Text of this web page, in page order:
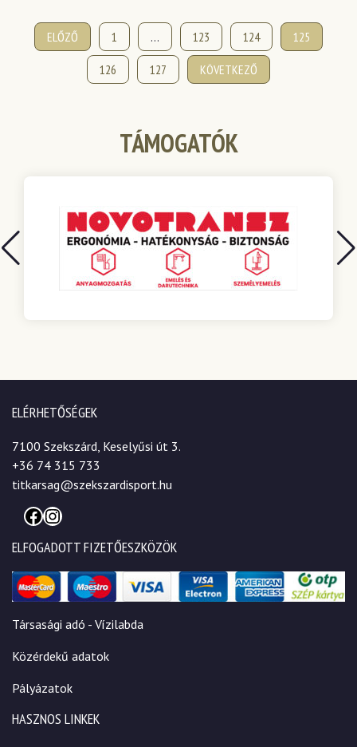
Bejegyzések
lapozása
ELŐZŐ 1 … 123 124 125
126 127 KÖVETKEZŐ
TÁMOGATÓK
ELÉRHETŐSÉGEK
7100 Szekszárd, Keselyűsi út 3.
+36 74 315 733
titkarsag@szekszardisport.hu
Facebook
Instagram
ELFOGADOTT FIZETŐESZKÖZÖK
Társasági adó - Vízilabda
Közérdekű adatok
Pályázatok
HASZNOS LINKEK